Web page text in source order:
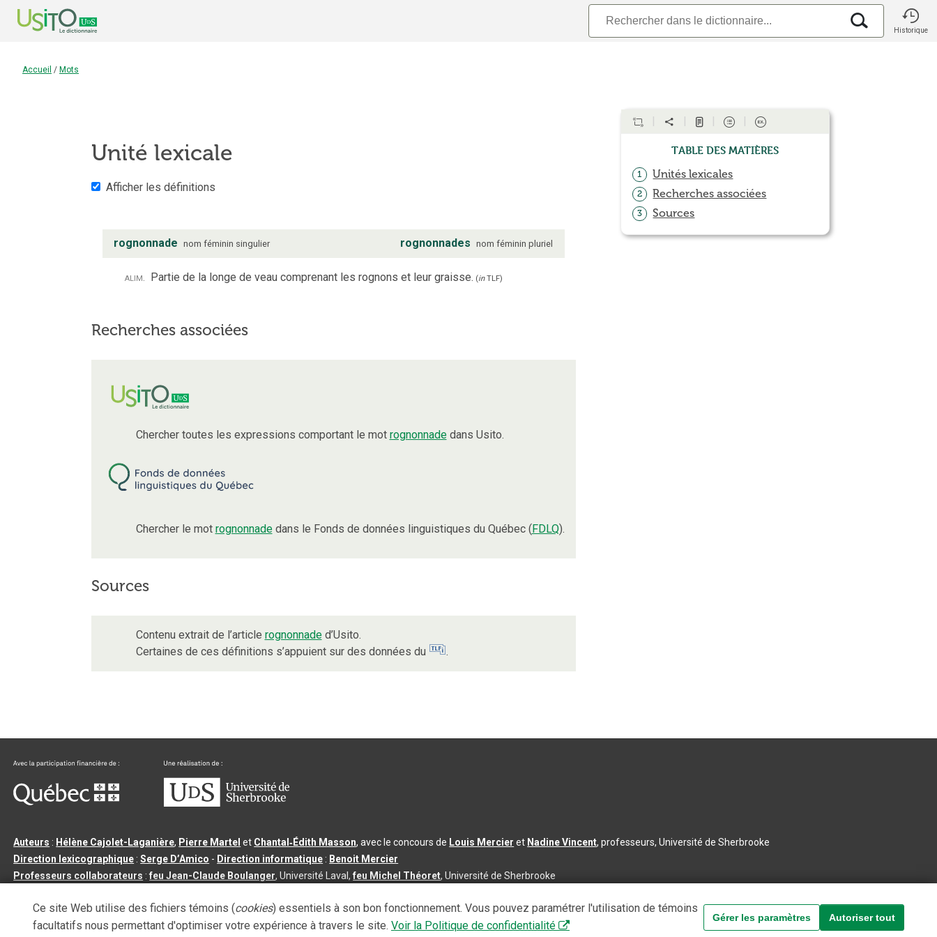
Historique
Accueil / Mots
Unité lexicale
Afficher les définitions
rognonnade nom féminin singulier rognonnades nom féminin pluriel
alim. Partie de la longe de veau comprenant les rognons et leur graisse. (inTLF)
Recherches associées
Chercher toutes les expressions comportant le mot rognonnadedans Usito.
Chercher le mot rognonnadedans le Fonds de données linguistiques du Québec (FDLQ).
Sources
Contenu extrait de l’article rognonnaded’Usito.
Certaines de ces définitions s’appuient sur des données du
.
Table des matières
1 Unités lexicales
2 Recherches associées
3 Sources
Auteurs : Hélène Cajolet-Laganière, Pierre Martel et Chantal‑Édith Masson, avec le concours de Louis Mercier et Nadine Vincent, professeurs, Université de Sherbrooke
Direction lexicographique :Serge D’Amico - Direction informatique : Benoit Mercier
Professeurs collaborateurs :feu Jean-Claude Boulanger, Université Laval,feu Michel Théoret, Université de Sherbrooke
Tous droits réservés©Université de Sherbrooke |3.2.2- Dernière mise à jour du contenu :2026-08-03
Ce site Web utilise des fichiers témoins (cookies) essentiels à son bon fonctionnement. Vous pouvez paramétrer l'utilisation de témoins
facultatifs nous permettant d'optimiser votre expérience à travers le site. Voir la Politique de confidentialité
Gérer les paramètres Autoriser tout